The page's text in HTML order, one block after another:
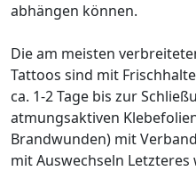
abhängen können.
Die am meisten
Tattoos sind mit
ca. 1-2 Tage bis zur
atmungsaktiven
Brandwunden) mit
mit Auswechseln